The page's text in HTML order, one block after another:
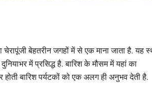
बेहतरीन जगहों में से एक माना जाता है. यह
में प्रसिद्ध है. बारिश के मौसम में यहां का
बारिश पर्यटकों को एक अलग ही अनुभव देती है.